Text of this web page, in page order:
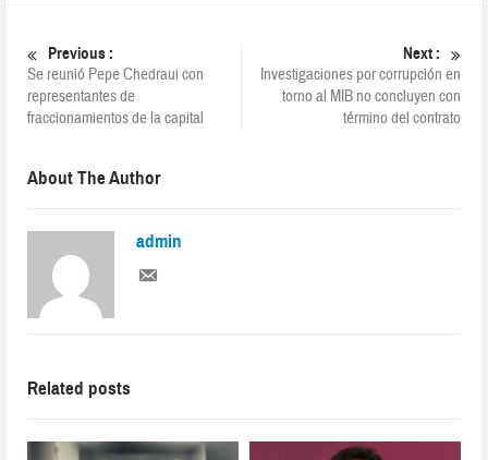
Previous :
Se reunió Pepe Chedraui con
representantes de
fraccionamientos de la capital
Next :
Investigaciones por corrupción en
torno al MIB no concluyen con
término del contrato
About The Author
admin
Related posts